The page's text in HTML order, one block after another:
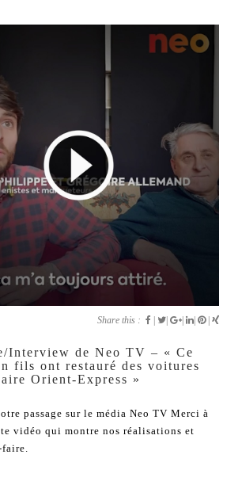
Share this : | | | | |
Interview de Neo TV – « Ce
fils ont restauré des voitures
Orient-Express »
passage sur le média Neo TV Merci à
vidéo qui montre nos réalisations et